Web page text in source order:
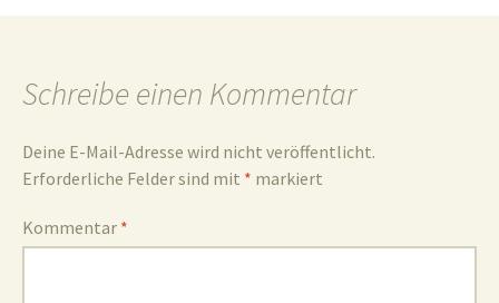
und
Schreibe einen Kommentar
Deine E-Mail-Adresse wird nicht veröffentlicht.
Erforderliche Felder sind mit * markiert
Kommentar *